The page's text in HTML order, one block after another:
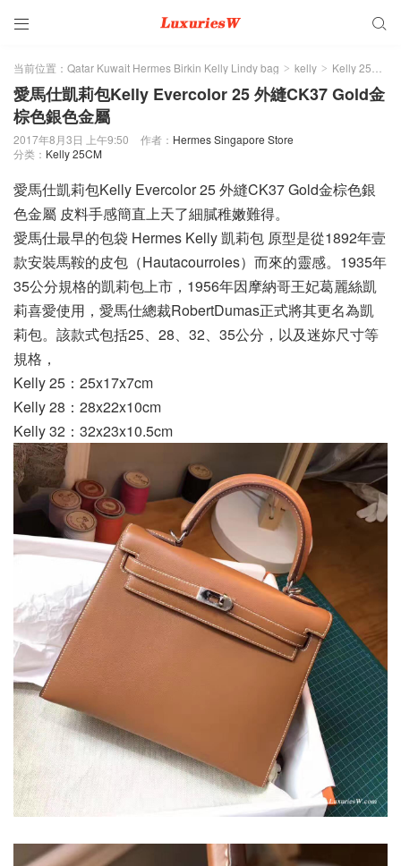
 
当前位置： Qatar Kuwait Hermes Birkin Kelly Lindy bag > kelly > Kelly 25CM
愛馬仕凱莉包Kelly Evercolor 25 外縫CK37 Gold金
棕色銀色金屬
2017年8月3日 上午9:50 作者： Hermes Singapore Store
分类： Kelly 25CM
愛馬仕凱莉包Kelly Evercolor 25 外縫CK37 Gold金棕色銀
色金屬 皮料手感簡直上天了細膩稚嫩難得。
愛馬仕最早的包袋 Hermes Kelly 凱莉包 原型是從1892年壹
款安裝馬鞍的皮包（Hautacourroies）而來的靈感。1935年
35公分規格的凱莉包上市，1956年因摩納哥王妃葛麗絲凱
莉喜愛使用，愛馬仕總裁RobertDumas正式將其更名為凱
莉包。該款式包括25、28、32、35公分，以及迷妳尺寸等
規格，
Kelly 25：25x17x7cm
Kelly 28：28x22x10cm
Kelly 32：32x23x10.5cm